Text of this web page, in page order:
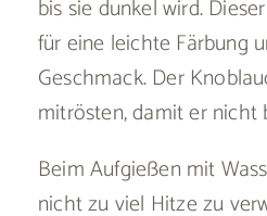
bis sie dunkel wird.
für eine leichte Färbung
Geschmack. Der
mitrösten, damit er nicht
Beim Aufgießen mit
nicht zu viel Hitze zu